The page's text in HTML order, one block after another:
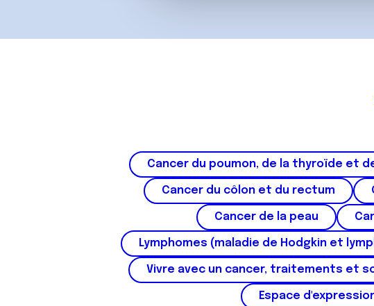
m
e
t
Cancer du poumon, de la thyroïde et
Cancer du côlon et du rectum
Cancer de la peau
Lymphomes (maladie de Hodgkin et
Vivre avec un cancer, traitements et
Espace